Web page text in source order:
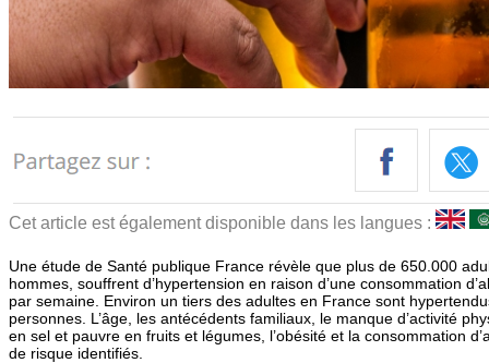
Cet article est également disponible dans les langues :
Une étude de Santé publique France révèle que plus de 650.000
hommes, souffrent d’hypertension en raison d’une consommation
par semaine. Environ un tiers des adultes en France sont
personnes. L’âge, les antécédents familiaux, le manque d’activité
en sel et pauvre en fruits et légumes, l’obésité et la consommation
de risque identifiés.